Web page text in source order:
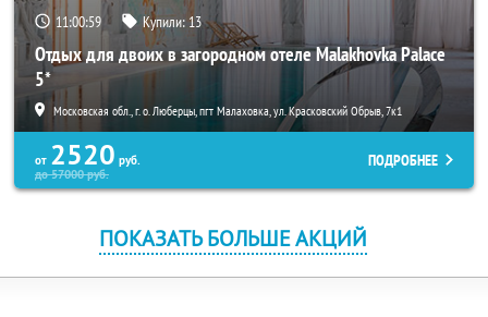
11:00:59 Купили: 13
Отдых для двоих в загородном отеле Malakhovka Palace
5*
Московская обл., г. о. Люберцы, пгт Малаховка, ул. Красковский Обрыв, 7к1
от 2520 руб.
до57000руб.
ПОДРОБНЕЕ
ПОКАЗАТЬ БОЛЬШЕ АКЦИЙ